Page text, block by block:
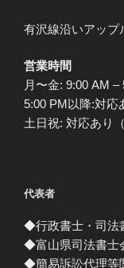
有沢線沿いアップ
営業時間
月〜金: 9:00 AM –
5:00 PM以降:対応
土日祝: 対応あり
代表者
◆行政書士・司法
◆富山県司法書士
◆簡易訴訟代理等